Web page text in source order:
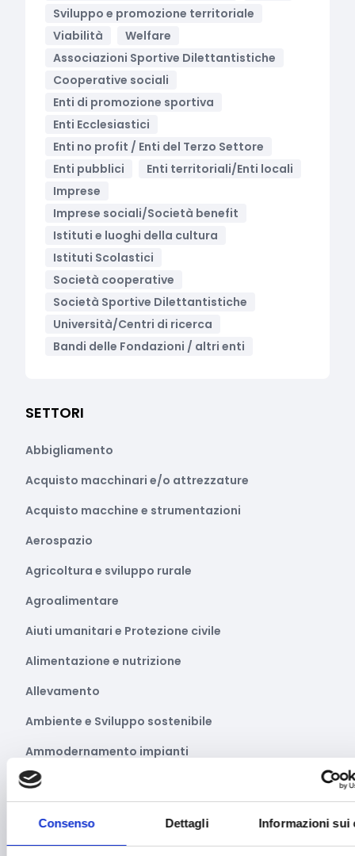
Consenso Dettagli Informazioni sui
Sviluppo e promozione territoriale
Viabilità
Welfare
Associazioni Sportive Dilettantistiche
Cooperative sociali
Enti di promozione sportiva
Enti Ecclesiastici
Enti no profit / Enti del Terzo Settore
Enti pubblici
Enti territoriali/Enti locali
Imprese
Imprese sociali/Società benefit
Istituti e luoghi della cultura
Istituti Scolastici
Società cooperative
Società Sportive Dilettantistiche
Università/Centri di ricerca
Bandi delle Fondazioni / altri enti
SETTORI
Abbigliamento
Acquisto macchinari e/o attrezzature
Acquisto macchine e strumentazioni
Aerospazio
Agricoltura e sviluppo rurale
Agroalimentare
Aiuti umanitari e Protezione civile
Alimentazione e nutrizione
Allevamento
Ambiente e Sviluppo sostenibile
Ammodernamento impianti
Arte e Cultura
Asilo e migrazione